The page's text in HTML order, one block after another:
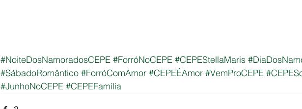
#NoiteDosNamoradosCEPE #ForróNoCEPE #CEPEStellaMaris
#SábadoRomântico #ForróComAmor #CEPEÉAmor #VemProCEPE
#JunhoNoCEPE #CEPEFamília